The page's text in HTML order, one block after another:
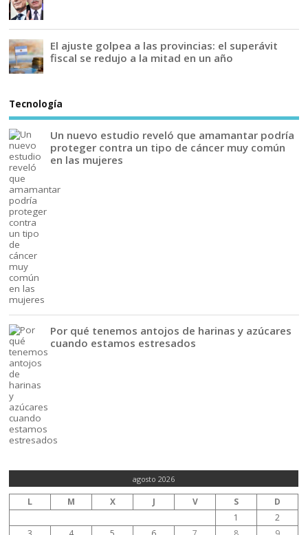
El ajuste golpea a las provincias: el superávit
fiscal se redujo a la mitad en un año
Tecnología
Un nuevo estudio reveló que amamantar podría
proteger contra un tipo de cáncer muy común
en las mujeres
Por qué tenemos antojos de harinas y azúcares
cuando estamos estresados
agosto 2026
L M X J V S
D
1
2